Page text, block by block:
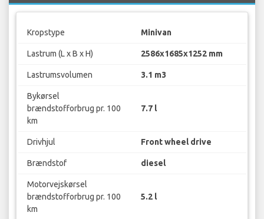
Kropstype Minivan
Lastrum (L x B x H) 2586x1685x1252 mm
Lastrumsvolumen 3.1 m3
Bykørsel
brændstofforbrug pr. 100
km
7.7 l
Drivhjul Front wheel drive
Brændstof diesel
Motorvejskørsel
brændstofforbrug pr. 100
km
5.2 l